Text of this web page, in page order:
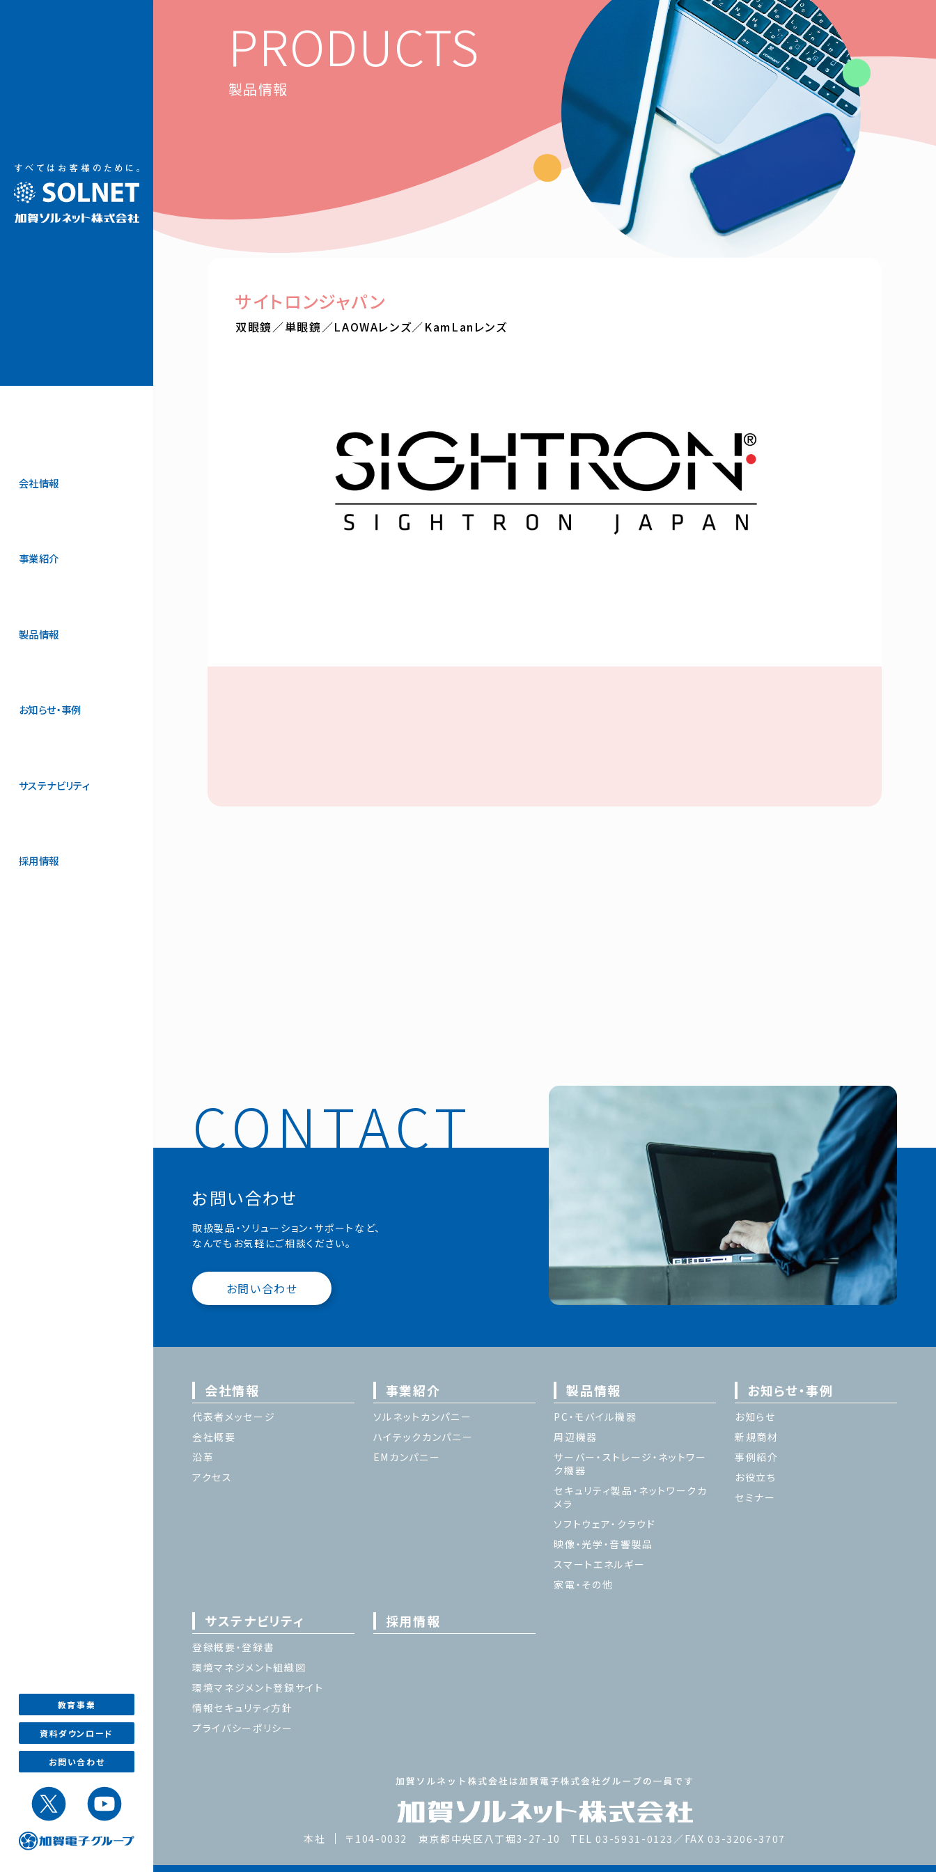
会社情報
事業紹介
製品情報
お知らせ・事例
サステナビリティ
採用情報
教育事業
資料ダウンロード
お問い合わせ
PRODUCTS
製品情報
サイトロンジャパン
双眼鏡／単眼鏡／LAOWAレンズ／KamLanレンズ
お問い合わせ
取扱製品・ソリューション・サポートなど、
なんでもお気軽にご相談ください。
お問い合わせ
会社情報
代表者メッセージ
会社概要
沿革
アクセス
事業紹介
ソルネットカンパニー
ハイテックカンパニー
EMカンパニー
製品情報
PC・モバイル機器
周辺機器
サーバー・ストレージ・ネットワー
ク機器
セキュリティ製品・ネットワークカ
メラ
ソフトウェア・クラウド
映像・光学・音響製品
スマートエネルギー
家電・その他
お知らせ・事例
お知らせ
新規商材
事例紹介
お役立ち
セミナー
サステナビリティ
登録概要・登録書
環境マネジメント組織図
環境マネジメント登録サイト
情報セキュリティ方針
プライバシーポリシー
採用情報
本社 〒104-0032 東京都中央区八丁堀3-27-10 TEL 03-5931-0123／FAX 03-3206-3707